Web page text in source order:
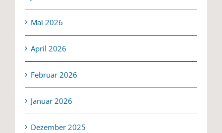
Mai 2026
April 2026
Februar 2026
Januar 2026
Dezember 2025